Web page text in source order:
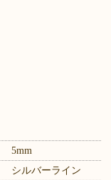
5mm
シルバーライン